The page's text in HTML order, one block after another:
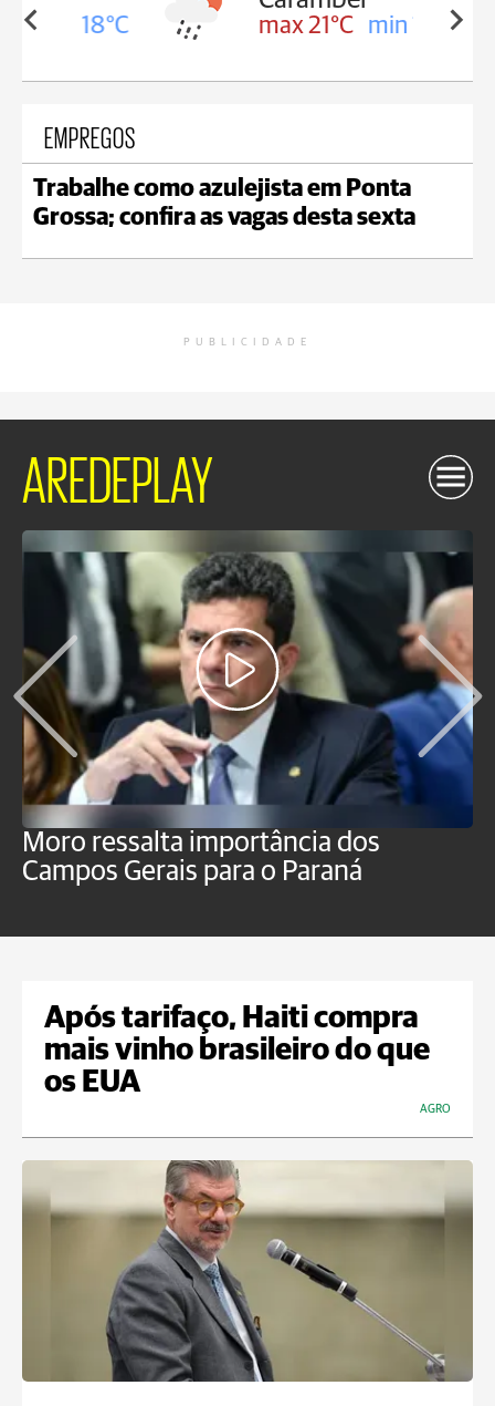
18°C max 21°C min 18°C
EMPREGOS
Trabalhe como azulejista em Ponta
Grossa; confira as vagas desta sexta
PUBLICIDADE
AREDEPLAY
Moro ressalta importância dos
Campos Gerais para o Paraná
Após tarifaço, Haiti compra
mais vinho brasileiro do que
os EUA
AGRO